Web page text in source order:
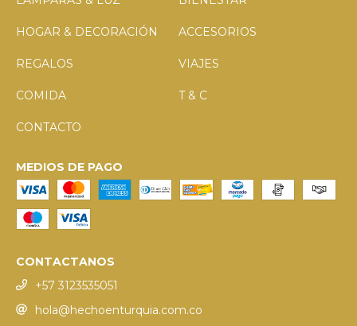
HOGAR & DECORACIÓN ACCESORIOS
REGALOS VIAJES
COMIDA T & C
CONTACTO
MEDIOS DE PAGO
CONTACTANOS
+57 3123535051
hola@hechoenturquia.com.co